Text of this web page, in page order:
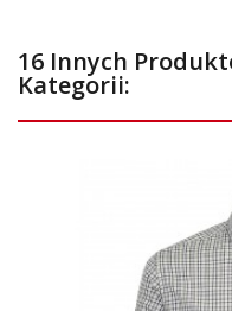
16 Innych
Kategorii: